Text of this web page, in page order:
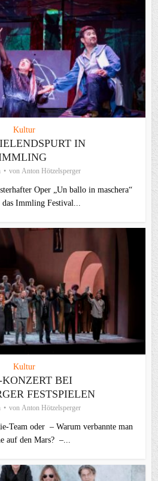
Kultur
IN
von Anton Hötzelsperger
Oper „Un ballo in maschera“
das Immling Festival...
Kultur
BEI
FESTSPIELEN
von Anton Hötzelsperger
Team oder – Warum verbannte man
auf den Mars? –...